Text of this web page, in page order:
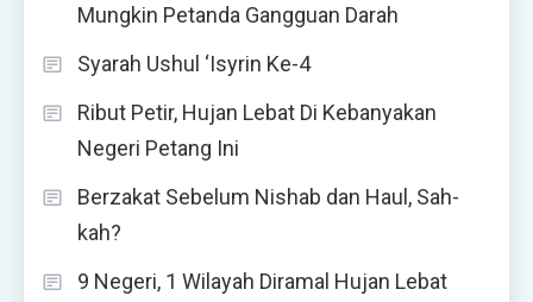
Mungkin Petanda Gangguan Darah
Syarah Ushul ‘Isyrin Ke-4
Ribut Petir, Hujan Lebat Di Kebanyakan
Negeri Petang Ini
Berzakat Sebelum Nishab dan Haul, Sah-
kah?
9 Negeri, 1 Wilayah Diramal Hujan Lebat